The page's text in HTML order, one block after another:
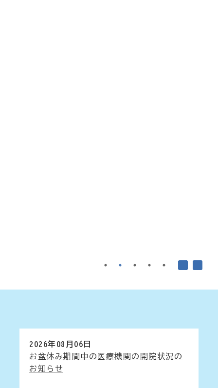
2026年08月06日
お盆休み期間中の医療機関の開院状況の
お知らせ